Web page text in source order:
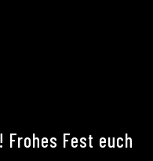
Fest euch